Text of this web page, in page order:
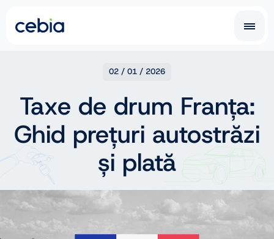
CZ
EN DE
FR
NL PL
02 / 01 / 2026
Taxe de drum Franța:
Ghid prețuri autostrăzi
și plată